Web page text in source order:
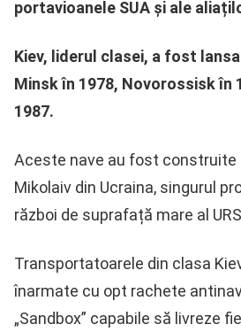
portavioanele SUA și ale
Kiev, liderul clasei, a fost
Minsk în 1978, Novorossisk în
1987.
Aceste nave au fost construite
Mikolaiv din Ucraina, singurul
război de suprafață mare al
Transportatoarele din clasa
înarmate cu opt rachete
„Sandbox” capabile să livreze